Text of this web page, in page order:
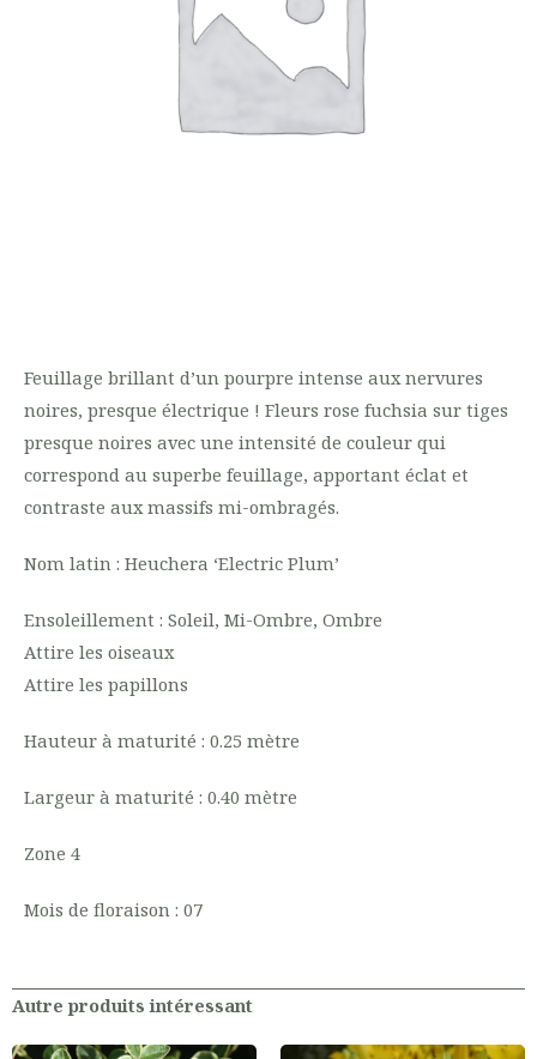
Feuillage brillant d’un pourpre intense aux nervures
noires, presque électrique ! Fleurs rose fuchsia sur tiges
presque noires avec une intensité de couleur qui
correspond au superbe feuillage, apportant éclat et
contraste aux massifs mi-ombragés.
Nom latin : Heuchera ‘Electric Plum’
Ensoleillement : Soleil, Mi-Ombre, Ombre
Attire les oiseaux
Attire les papillons
Hauteur à maturité : 0.25 mètre
Largeur à maturité : 0.40 mètre
Zone 4
Mois de floraison : 07
Autre produits intéressant